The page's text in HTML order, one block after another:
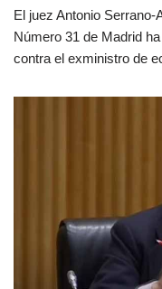
El juez Antonio
Número 31 de Madrid
contra el exministro de